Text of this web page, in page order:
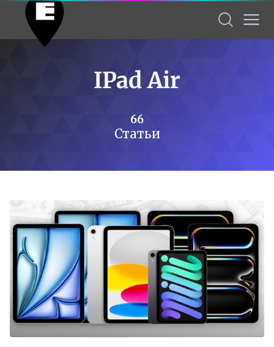
IPad Air
66
Статьи